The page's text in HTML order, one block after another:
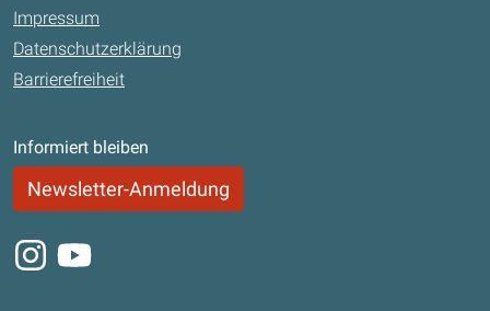
Impressum
Datenschutzerklärung
Barrierefreiheit
Informiert bleiben
Newsletter-Anmeldung
Instagram
Youtube